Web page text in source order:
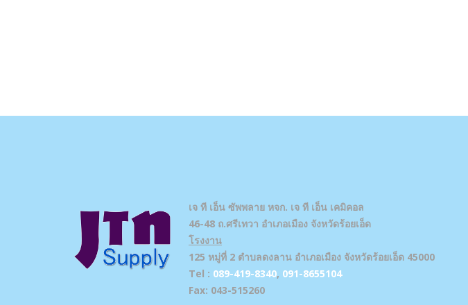
เจ ที เอ็น ซัพพลาย หจก. เจ ที เอ็น เคมิคอล
46-48 ถ.ศรีเทวา อำเภอเมือง จังหวัดร้อยเอ็ด
โรงงาน
125 หมู่ที่ 2 ตำบลดงลาน อำเภอเมือง จังหวัดร้อยเอ็ด 45000
Tel : 089-419-8340, 091-8655104
Fax: 043-515260